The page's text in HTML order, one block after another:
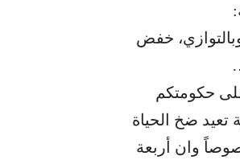
خفض
حكومتكم
تعيد ضخ الحياة
وان أربعة